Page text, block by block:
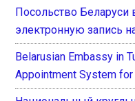
Посольство Беларуси
электронную запись
Belarusian Embassy in
Appointment System